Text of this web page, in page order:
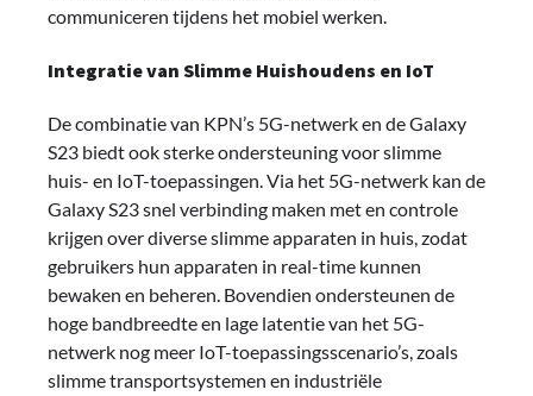
communiceren tijdens het mobiel werken.
Integratie van Slimme Huishoudens en IoT
De combinatie van KPN’s 5G-netwerk en de Galaxy
S23 biedt ook sterke ondersteuning voor slimme
huis- en IoT-toepassingen. Via het 5G-netwerk kan de
Galaxy S23 snel verbinding maken met en controle
krijgen over diverse slimme apparaten in huis, zodat
gebruikers hun apparaten in real-time kunnen
bewaken en beheren. Bovendien ondersteunen de
hoge bandbreedte en lage latentie van het 5G-
netwerk nog meer IoT-toepassingsscenario’s, zoals
slimme transportsystemen en industriële